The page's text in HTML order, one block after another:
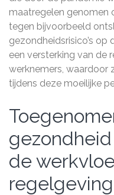
maatregelen genomen
tegen bijvoorbeeld
gezondheidsrisico’s op
een versterking van de
werknemers, waardoor
tijdens deze moeilijke
de